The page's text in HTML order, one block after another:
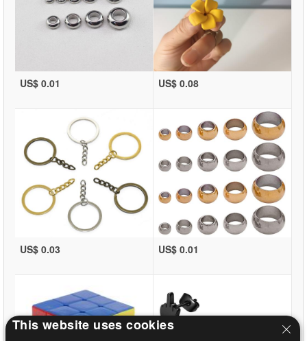
US$ 0.01 US$ 0.08
US$ 0.03 US$ 0.01
This website uses cookies